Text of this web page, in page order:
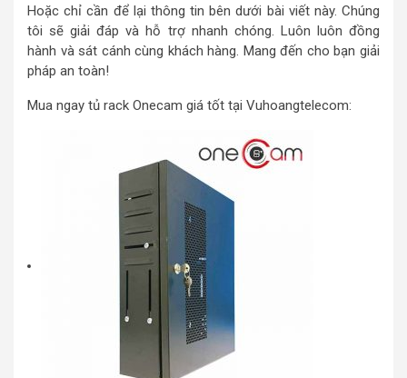
Hoặc chỉ cần để lại thông tin bên dưới bài viết này. Chúng
tôi sẽ giải đáp và hỗ trợ nhanh chóng. Luôn luôn đồng
hành và sát cánh cùng khách hàng. Mang đến cho bạn giải
pháp an toàn!
Mua ngay tủ rack Onecam giá tốt tại Vuhoangtelecom: